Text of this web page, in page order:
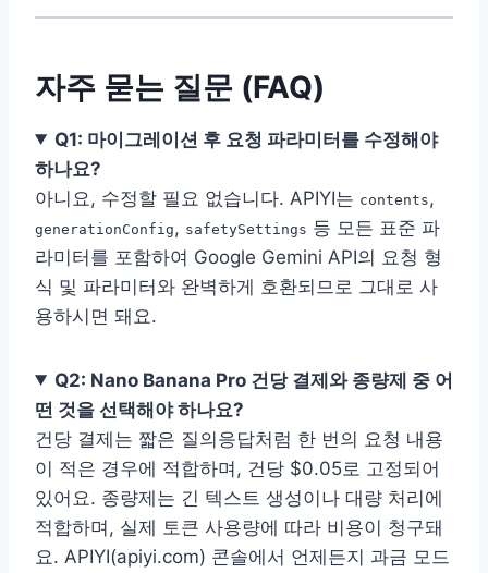
자주 묻는 질문 (FAQ)
Q1: 마이그레이션 후 요청 파라미터를 수정해야
하나요?
아니요, 수정할 필요 없습니다. APIYI는 contents ,
generationConfig , safetySettings 등 모든 표준 파
라미터를 포함하여 Google Gemini API의 요청 형
식 및 파라미터와 완벽하게 호환되므로 그대로 사
용하시면 돼요.
Q2: Nano Banana Pro 건당 결제와 종량제 중 어
떤 것을 선택해야 하나요?
건당 결제는 짧은 질의응답처럼 한 번의 요청 내용
이 적은 경우에 적합하며, 건당 $0.05로 고정되어
있어요. 종량제는 긴 텍스트 생성이나 대량 처리에
적합하며, 실제 토큰 사용량에 따라 비용이 청구돼
요. APIYI(apiyi.com) 콘솔에서 언제든지 과금 모드